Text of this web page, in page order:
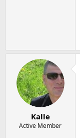
Kalle
Active Member